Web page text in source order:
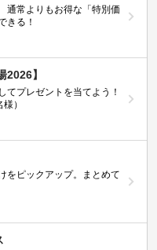
常よりもお得な「特別価
きる！
2026】
てプレゼントを当てよう！
）
をピックアップ。まとめて